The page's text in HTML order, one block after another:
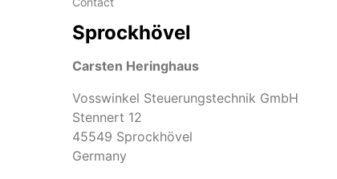
Sprockhövel
Carsten Heringhaus
Vosswinkel Steuerungstechnik GmbH
Stennert 12
45549 Sprockhövel
Germany